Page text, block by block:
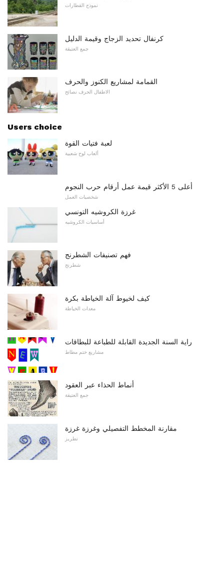
نموذج القطارات
كرنفال تحديد الزجاج وقيمة الدليل
جمع العتيقة
القمامة لمشاريع الكنوز والحرف
الاطفال الحرف نصائح
Users choice
لعبة فتيات القوة
ألعاب لوح شعبية
أعلى 5 الأكثر قيمة عمل أرقام حرب النجوم
شخصيات العمل
غرزة الكروشيه التونسي
أساسيات الكروشيه
فهم تصنيفات الشطرنج
شطرنج
كيف لخيوط آلة الخياطة بكرة
معدات الخياطة
راية السنة الجديدة القابلة للطباعة للبطاقات
مشاريع ختم مطاط
أنماط الحذاء عبر العقود
جمع العتيقة
مقارنة المخطط التفصيلي وغرزة غرزة
تطريز